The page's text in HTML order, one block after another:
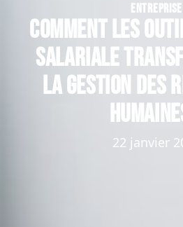
ENTREPRISE
Comment les
salariale
la gestion des
22 janvier